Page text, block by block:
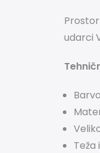
udarci
Teža